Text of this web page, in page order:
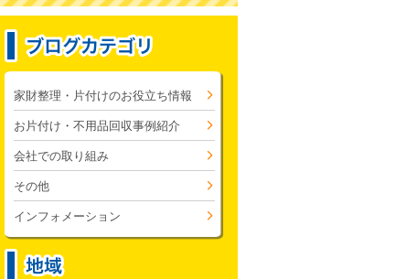
家財整理・片付けのお役立ち情報
お片付け・不用品回収事例紹介
会社での取り組み
その他
インフォメーション